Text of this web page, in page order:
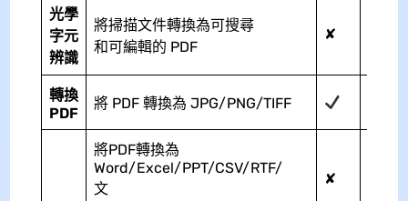
光學
字元
辨識
將掃描文件轉換為可搜尋
和可編輯的 PDF
✘
轉換
PDF
將 PDF 轉換為 JPG/PNG/TIFF
將PDF轉換為
Word/Excel/PPT/CSV/RTF/
文
✘